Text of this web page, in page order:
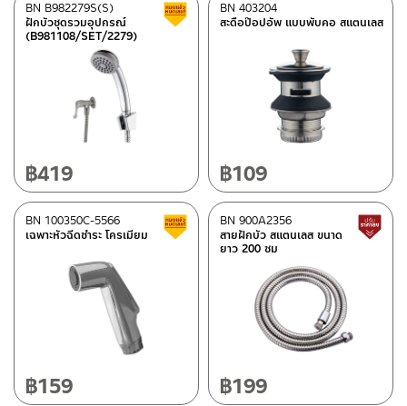
ฝักบัวชุดรวมอุปกรณ์
(B981108/SET/2279)
BN B982279S(S) สินค้าลดราคา เคลียร์สต็อก
฿419
สะดือป๊อปอัพ แบบพับคอ สแตนเลส
BN 403204
฿109
เฉพาะหัวฉีดชำระ โครเมียม
BN 100350C-5566 สินค้าลดราคา เคลียร์สต็อก
฿159
สายฝักบัว สแตนเลส ขนาด
ยาว 200 ซม
BN 900A2356
฿199